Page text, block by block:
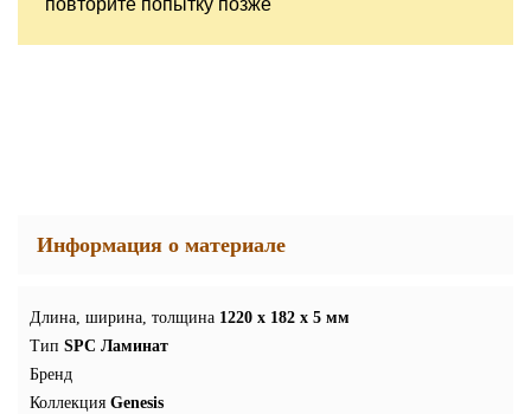
повторите попытку позже
Информация о материале
Длина, ширина, толщина 1220 x 182 x 5 мм
Тип SPC Ламинат
Бренд
Коллекция Genesis